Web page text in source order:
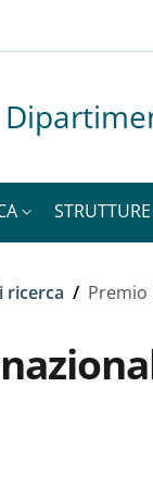
STRUTTURE
ricerca / Premio